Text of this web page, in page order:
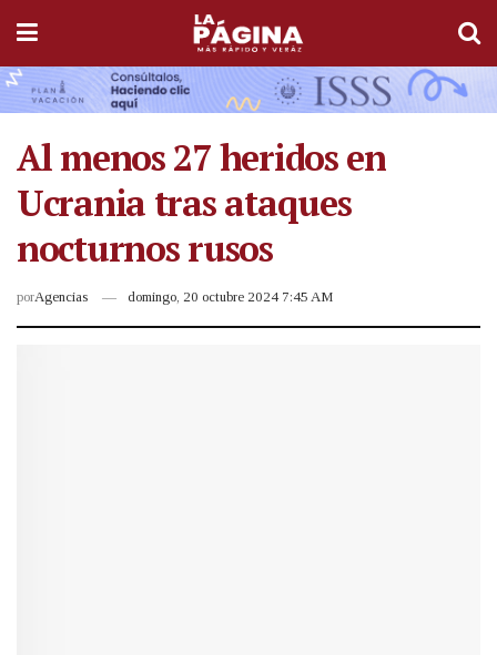
Al menos 27 heridos en
Ucrania tras ataques
nocturnos rusos
porAgencias domingo, 20 octubre 2024 7:45 AM